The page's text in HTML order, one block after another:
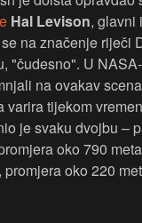
Hal Levison, glavni
na značenje riječi
"čudesno". U
na ovakav
varira tijekom
je svaku dvojbu –
oko 790
oko 220